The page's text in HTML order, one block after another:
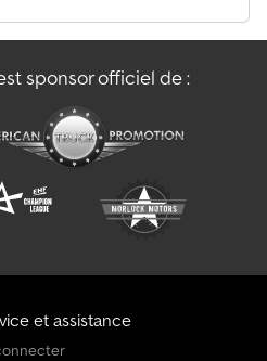
remorques et équipements
ou sans grues démontables.
d’annonces et de détails insérés,
des données avec le
Ap Udo Akrok
sponsor officiel de :
et assistance